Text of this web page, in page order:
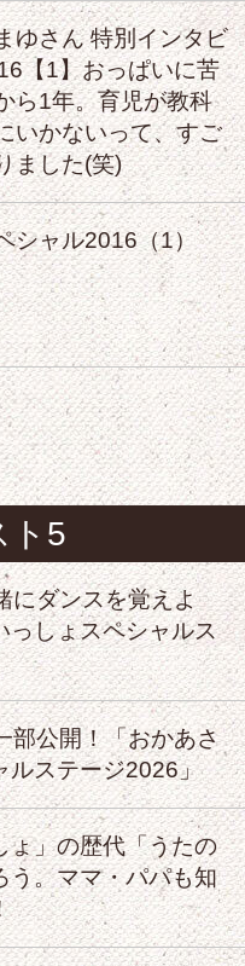
ゆさん 特別インタビ
【1】おっぱいに苦
ら1年。育児が教科
いかないって、すご
ました(笑)
シャル2016（1）
ト5
にダンスを覚えよ
っしょスペシャルス
部公開！「おかあさ
ルステージ2026」
ょ」の歴代「うたの
う。ママ・パパも知